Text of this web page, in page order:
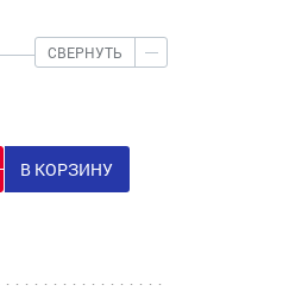
СВЕРНУТЬ
В КОРЗИНУ